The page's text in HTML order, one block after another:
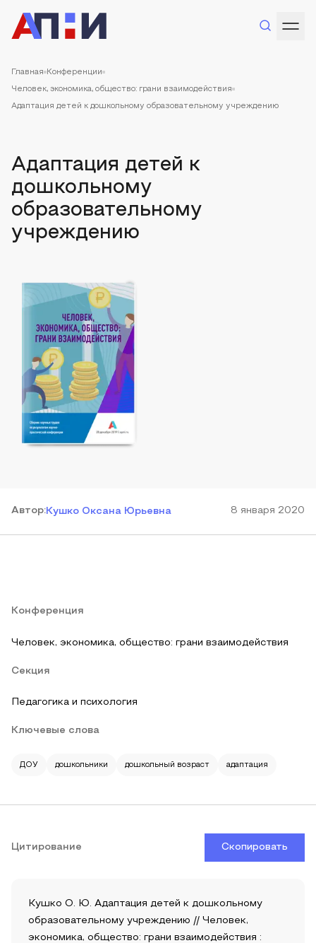
Главная Конференции
Человек, экономика, общество: грани взаимодействия
Адаптация детей к дошкольному образовательному учреждению
Адаптация детей к
дошкольному
образовательному
учреждению
Автор:Кушко Оксана Юрьевна 8 января 2020
Конференция
Человек, экономика, общество: грани взаимодействия
Секция
Педагогика и психология
Ключевые слова
ДОУ дошкольники дошкольный возраст адаптация
Цитирование Скопировать
Кушко О. Ю. Адаптация детей к дошкольному
образовательному учреждению // Человек,
экономика, общество: грани взаимодействия :